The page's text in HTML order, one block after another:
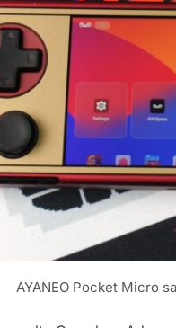
AYANEO Pocket Micro